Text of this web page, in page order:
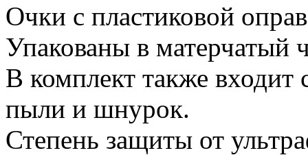
Очки с пластиковой
Упакованы в матерчатый
В комплект также входит
пыли и шнурок.
Степень защиты от